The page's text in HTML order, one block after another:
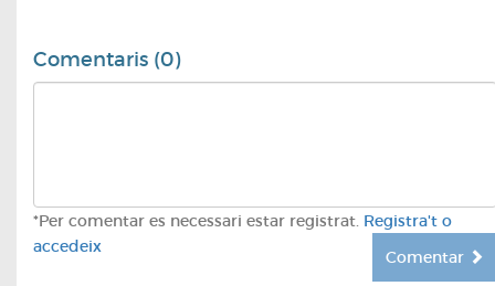
Comentaris (0)
*Per comentar es necessari estar registrat. Registra't o
accedeix
Comentar